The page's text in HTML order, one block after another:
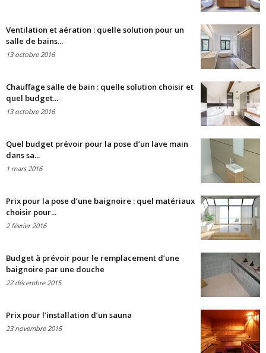
Ventilation et aération : quelle solution pour un
salle de bains...
13 octobre 2016
Chauffage salle de bain : quelle solution choisir et
quel budget...
13 octobre 2016
Quel budget prévoir pour la pose d’un lave main
dans sa...
1 mars 2016
Prix pour la pose d’une baignoire : quel matériaux
choisir pour...
2 février 2016
Budget à prévoir pour le remplacement d’une
baignoire par une douche
22 décembre 2015
Prix pour l’installation d’un sauna
23 novembre 2015